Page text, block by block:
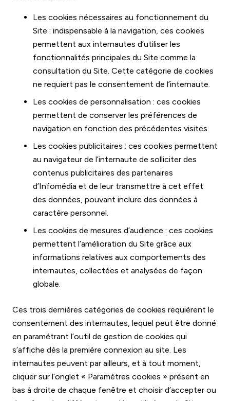
Les cookies nécessaires au fonctionnement du
Site : indispensable à la navigation, ces cookies
permettent aux internautes d’utiliser les
fonctionnalités principales du Site comme la
consultation du Site. Cette catégorie de cookies
ne requiert pas le consentement de l’internaute.
Les cookies de personnalisation : ces cookies
permettent de conserver les préférences de
navigation en fonction des précédentes visites.
Les cookies publicitaires : ces cookies permettent
au navigateur de l’internaute de solliciter des
contenus publicitaires des partenaires
d’Infomédia et de leur transmettre à cet effet
des données, pouvant inclure des données à
caractère personnel.
Les cookies de mesures d’audience : ces cookies
permettent l’amélioration du Site grâce aux
informations relatives aux comportements des
internautes, collectées et analysées de façon
globale.
Ces trois dernières catégories de cookies requièrent le
consentement des internautes, lequel peut être donné
en paramétrant l’outil de gestion de cookies qui
s’affiche dès la première connexion au site. Les
internautes peuvent par ailleurs, et à tout moment,
cliquer sur l’onglet « Paramètres cookies » présent en
bas à droite de chaque fenêtre et choisir d’accepter ou